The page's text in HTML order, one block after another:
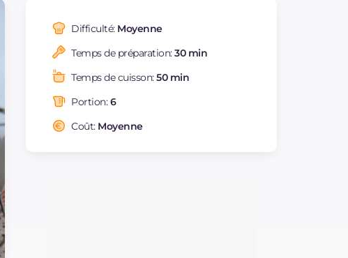
Difficulté: Moyenne
Temps de préparation:30 min
Temps de cuisson:50 min
Portion:6
Coût: Moyenne